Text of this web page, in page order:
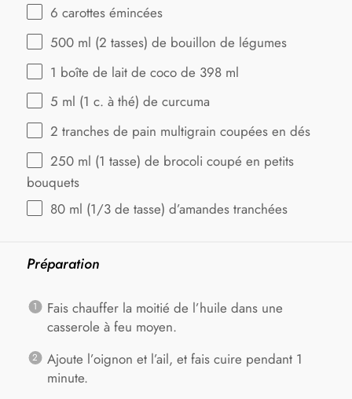
6 carottes émincées
500 ml (2 tasses) de bouillon de légumes
1 boîte de lait de coco de 398 ml
5 ml (1 c. à thé) de curcuma
2 tranches de pain multigrain coupées en dés
250 ml (1 tasse) de brocoli coupé en petits
bouquets
80 ml (1/3 de tasse) d’amandes tranchées
Préparation
Fais chauffer la moitié de l’huile dans une
casserole à feu moyen.
Ajoute l’oignon et l’ail, et fais cuire pendant 1
minute.